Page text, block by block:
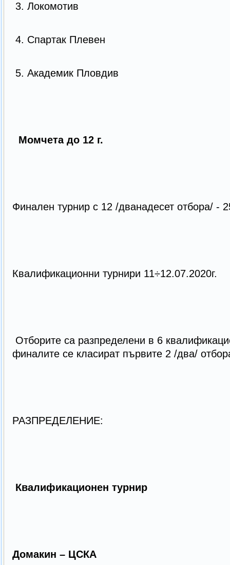
3. Локомотив
4. Спартак Плевен
5. Академик Пловдив
Момчета до 12 г.
Финален турнир с 12 /дванадесет отбора/ -
Квалификационни турнири 11÷12.07.2020г.
Отборите са разпределени в 6
финалите се класират първите 2 /два/
РАЗПРЕДЕЛЕНИЕ:
Квалификационен турнир
Домакин – ЦСКА